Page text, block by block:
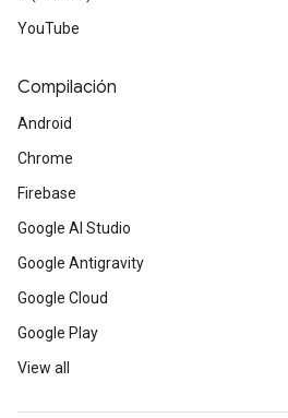
YouTube
Compilación
Android
Chrome
Firebase
Google AI Studio
Google Antigravity
Google Cloud
Google Play
View all